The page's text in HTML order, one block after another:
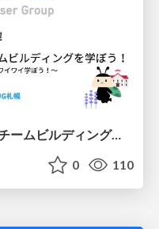
プロジェクトテーマパークでチームビルディングを学ぼう！ 〜ボードゲームを楽しみながらワイワイ学ぼう！〜 #JBUG
0 110